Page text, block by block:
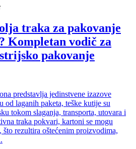
traka za pakovanje
Kompletan vodič za
pakovanje
predstavlja jedinstvene izazove
od laganih paketa, teške kutije su
tokom slaganja, transporta, utovara i
traka pokvari, kartoni se mogu
rezultira oštećenim proizvodima,